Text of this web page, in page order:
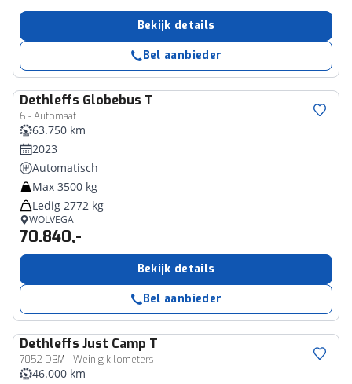
Bekijk details
Bel aanbieder
Dethleffs Globebus T
6 - Automaat
63.750 km
2023
Automatisch
Max 3500 kg
Ledig 2772 kg
WOLVEGA
70.840,-
Bekijk details
Bel aanbieder
Dethleffs Just Camp T
7052 DBM - Weinig kilometers
46.000 km